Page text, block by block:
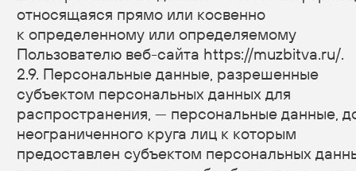
на территорию иностранного государства органу
власти иностранного государства, иностранному
физическому или иностранному юридическому
лицу.
2.14. Уничтожение персональных данных — любые
действия, в результате которых персональные
данные уничтожаются безвозвратно
с невозможностью дальнейшего восстановления
содержания персональных данных
в информационной системе персональных данных
и/или уничтожаются материальные носители
персональных данных.